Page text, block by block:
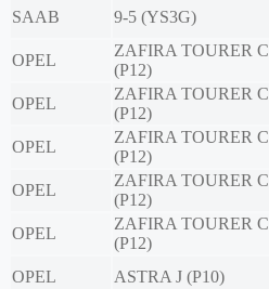
SAAB
9-5 (YS3G)
OPEL
ZAFIRA TOURER C
(P12)
OPEL
ZAFIRA TOURER C
(P12)
OPEL
ZAFIRA TOURER C
(P12)
OPEL
ZAFIRA TOURER C
(P12)
OPEL
ZAFIRA TOURER C
(P12)
OPEL ASTRA J (P10)